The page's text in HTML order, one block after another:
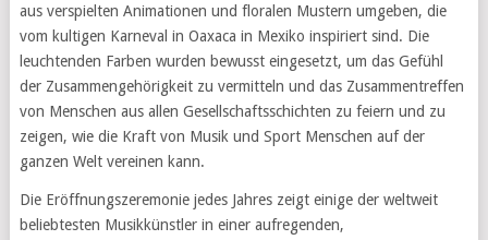
aus verspielten Animationen und floralen Mustern umgeben, die
vom kultigen Karneval in Oaxaca in Mexiko inspiriert sind. Die
leuchtenden Farben wurden bewusst eingesetzt, um das Gefühl
der Zusammengehörigkeit zu vermitteln und das Zusammentreffen
von Menschen aus allen Gesellschaftsschichten zu feiern und zu
zeigen, wie die Kraft von Musik und Sport Menschen auf der
ganzen Welt vereinen kann.
Die Eröffnungszeremonie jedes Jahres zeigt einige der weltweit
beliebtesten Musikkünstler in einer aufregenden,